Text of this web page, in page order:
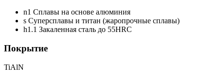
n1 Сплавы на основе алюминия
s Суперсплавы и титан (жаропрочные сплавы)
h1.1 Закаленная сталь до 55HRC
Покрытие
TiAlN